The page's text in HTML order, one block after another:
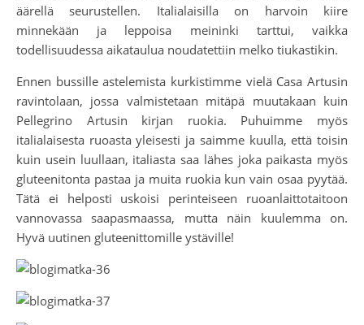
äärellä seurustellen. Italialaisilla on harvoin kiire
minnekään ja leppoisa meininki tarttui, vaikka
todellisuudessa aikataulua noudatettiin melko tiukastikin.
Ennen bussille astelemista kurkistimme vielä Casa Artusin
ravintolaan, jossa valmistetaan mitäpä muutakaan kuin
Pellegrino Artusin kirjan ruokia. Puhuimme myös
italialaisesta ruoasta yleisesti ja saimme kuulla, että toisin
kuin usein luullaan, italiasta saa lähes joka paikasta myös
gluteenitonta pastaa ja muita ruokia kun vain osaa pyytää.
Tätä ei helposti uskoisi perinteiseen ruoanlaittotaitoon
vannovassa saapasmaassa, mutta näin kuulemma on.
Hyvä uutinen gluteenittomille ystäville!